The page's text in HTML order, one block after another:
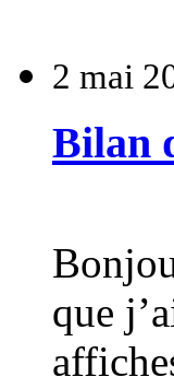
2 mai
Bilan
que